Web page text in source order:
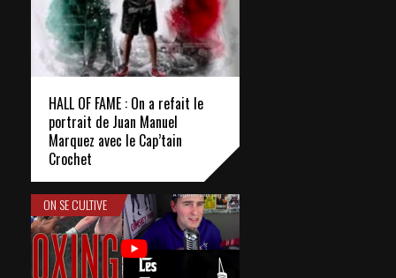
HALL OF FAME : On a refait le
portrait de Juan Manuel
Marquez avec le Cap’tain
Crochet
ON SE CULTIVE